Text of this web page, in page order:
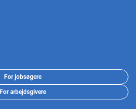
For jobsøgere
For arbejdsgivere